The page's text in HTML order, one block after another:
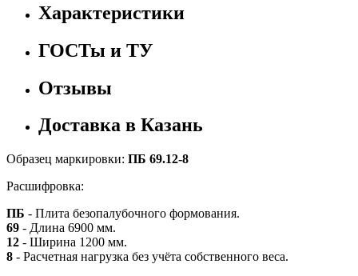
Характеристики
ГОСТы и ТУ
Отзывы
Доставка в Казань
Образец маркировки: ПБ 69.12-8
Расшифровка:
ПБ - Плита безопалубочного формования.
69 - Длина 6900 мм.
12 - Ширина 1200 мм.
8 - Расчетная нагрузка без учёта собственного веса.